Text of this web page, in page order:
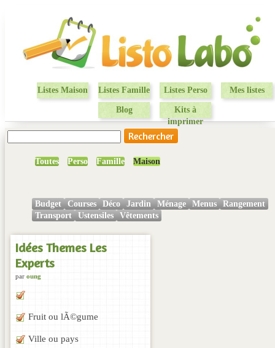
Listes Maison Listes Famille Listes Perso Mes listes
Blog
Kits à
imprimer
Toutes Perso Famille Maison
Budget Courses Déco Jardin Ménage Menus
Rangement
Transport
Ustensiles Vêtements
Idées Themes Les
Experts
par oung
Fruit ou lÃ©gume
Ville ou pays